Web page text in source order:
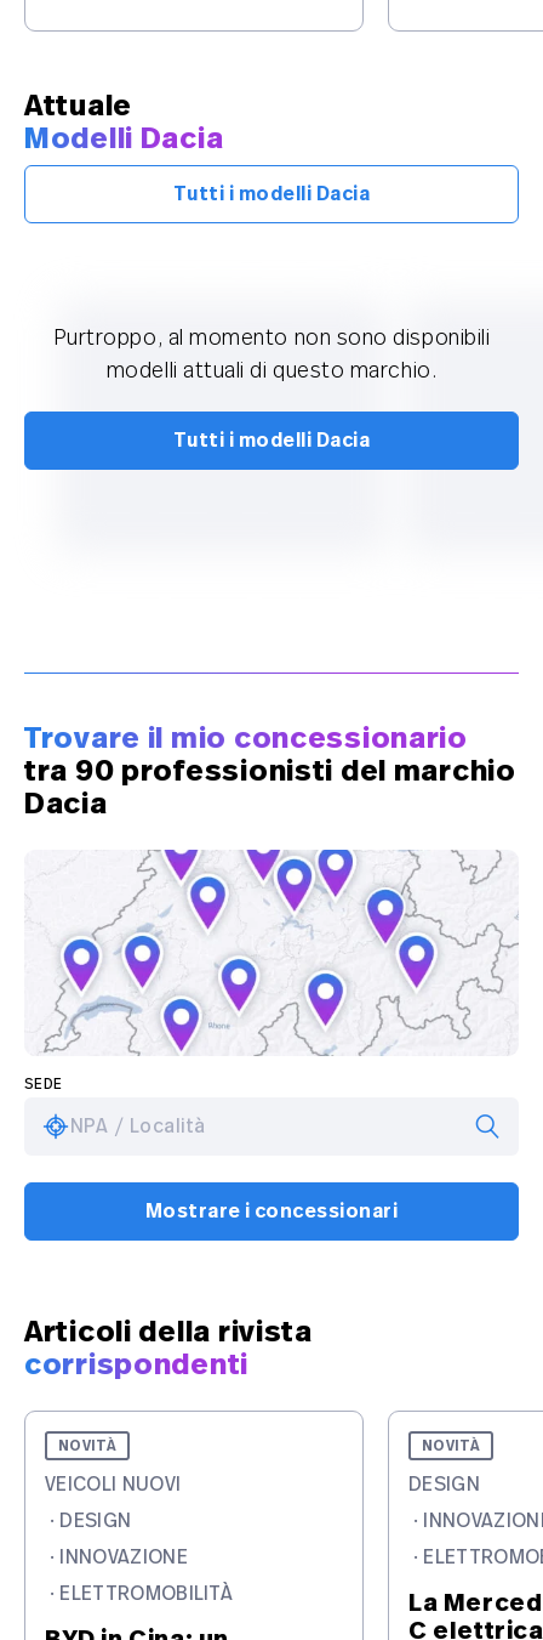
Attuale
Modelli Dacia
Tutti i modelli Dacia
Purtroppo, al momento non sono disponibili
modelli attuali di questo marchio.
Tutti i modelli Dacia
Trovare il mio concessionario
tra 90 professionisti del marchio
Dacia
SEDE
NPA / Località
Mostrare i concessionari
Articoli della rivista
corrispondenti
NOVITÀ
VEICOLI NUOVI
· DESIGN
· INNOVAZIONE
· ELETTROMOBILITÀ
NOVITÀ
DESIGN
·
·
La
C